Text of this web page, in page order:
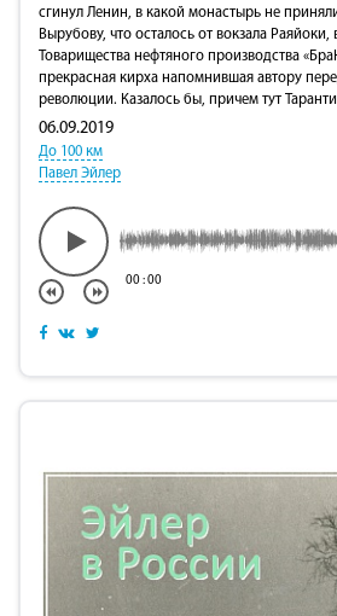
сгинул Ленин, в какой монастырь не
Вырубову, что осталось от вокзала
Товарищества нефтяного производства
прекрасная кирха напомнившая автору
революции. Казалось бы, причем тут
06.09.2019
До 100 км
Павел Эйлер
00:00